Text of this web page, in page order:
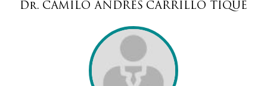
Dr. CAMILO ANDRES CARRILLO TIQUE